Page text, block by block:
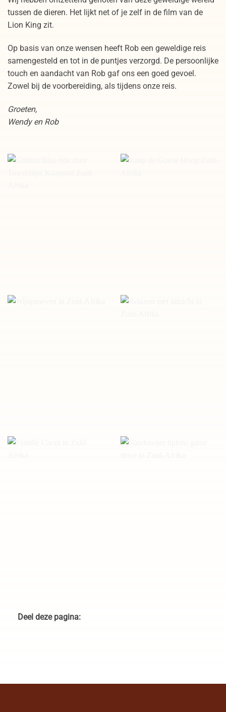
tussen de dieren. Het lijkt net of je zelf in de film van de
Lion King zit.
Op basis van onze wensen heeft Rob een geweldige reis
samengesteld en tot in de puntjes verzorgd. De persoonlijke
touch en aandacht van Rob gaf ons een goed gevoel.
Zowel bij de voorbereiding, als tijdens onze reis.
Groeten,
Wendy en Rob
Townships Kaapstad Zuid-
Afrika
Afrika
Deel deze pagina: